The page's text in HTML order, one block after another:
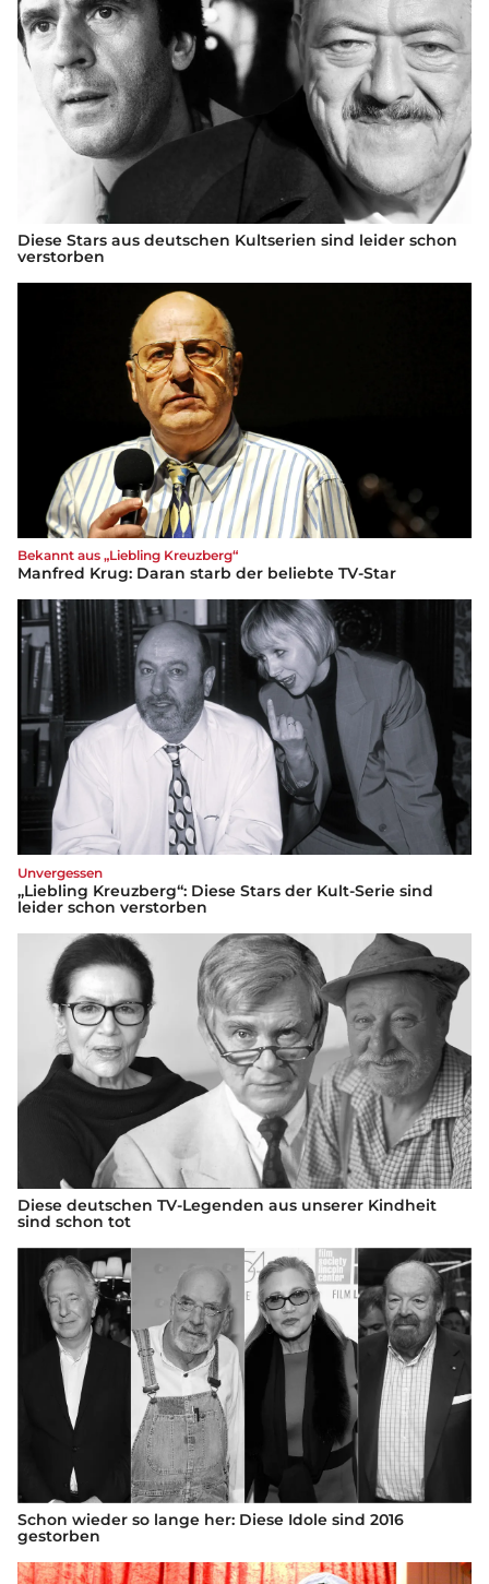
Diese Stars aus deutschen Kultserien sind leider schon
verstorben
Bekannt aus „Liebling Kreuzberg“
Manfred Krug: Daran starb der beliebte TV-Star
Unvergessen
„Liebling Kreuzberg“: Diese Stars der Kult-Serie sind
leider schon verstorben
Diese deutschen TV-Legenden aus unserer Kindheit
sind schon tot
Schon wieder so lange her: Diese Idole sind 2016
gestorben